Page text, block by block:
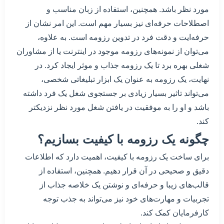
مورد نظر باشد. همچنین، استفاده از زبان مناسب و
اصطلاحات حرفه‌ای نیز بسیار مهم است. این امر نشان از
حرفه‌ایت و دقت فرد در تدوین رزومه است. به علاوه،
می‌توان از نمونه‌های رزومه موجود در اینترنت یا از مشاوران
شغلی بهره برد تا یک رزومه جذاب و موثر ایجاد کرد. در
نهایت، یک رزومه به عنوان یک ابزار تبلیغاتی شخصی،
می‌تواند تاثیر بسیار زیادی بر جستجوی شغل یک فرد داشته
باشد و او را به موفقیت در یافتن شغل مورد نظر نزدیکتر
کند.
چگونه یک رزومه با کیفیت بسازیم؟
برای ساخت یک رزومه با کیفیت، اهمیت دارد که اطلاعات
دقیق و صحیحی در آن قرار دهیم. همچنین، استفاده از
قالب‌های زیبا و حرفه‌ای و نوشتن یک خلاصه جذاب از
تجربیات و مهارت‌های خود نیز می‌تواند به جذب توجه
کارفرمایان کمک کند.